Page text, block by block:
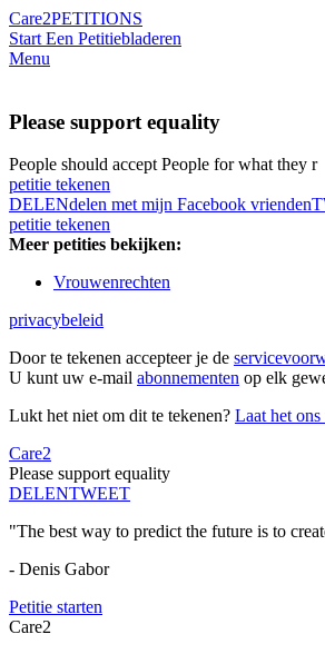
Care2PETITIONS
Start Een Petitiebladeren
Menu
Please support equality
People should accept People for what they r
petitie tekenen
DELENdelen met mijn Facebook vrienden
petitie tekenen
Meer petities bekijken:
Vrouwenrechten
privacybeleid
Door te tekenen accepteer je de
U kunt uw e-mail abonnementen op elk
Lukt het niet om dit te tekenen? Laat het ons
Care2
Please support equality
DELENTWEET
"The best way to predict the future is to
- Denis Gabor
Petitie starten
Care2